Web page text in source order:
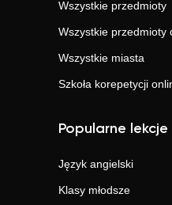
Wszystkie przedmioty
Wszystkie przedmioty
Wszystkie miasta
Szkoła korepetycji
Popularne lekcje
Język angielski
Klasy młodsze